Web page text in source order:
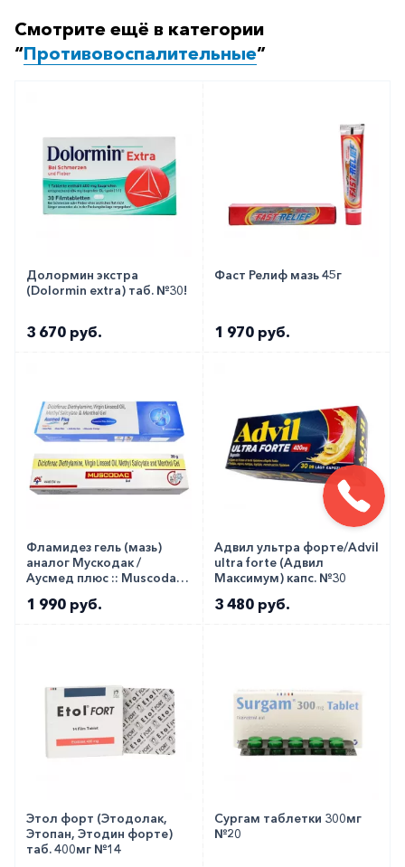
препарата. Как правило, лечение начинают с
дозы - одна таблетка трижды в сутки.
Вы можете заказать препарат с доставкой в
аптеку-партнёра в вашем городе. Для этого Вы
можете оформить бронирование на сайте или
заказать по телефону
8 800 301 52 86(бесплатно
Смотрите ещё в категории
“Противовоспалительные”
Долормин экстра
(Dolormin extra) таб. №30!
3 670 руб.
Фаст Релиф мазь 45г
1 970 руб.
Фламидез гель (мазь)
аналог Мускодак /
Аусмед плюс :: Muscodac
1 990 руб.
Адвил ультра форте/Advil
ultra forte (Адвил
Максимум) капс. №30
3 480 руб.
Этол форт (Этодолак,
Этопан, Этодин форте)
таб. 400мг №14
Сургам таблетки 300мг
№20